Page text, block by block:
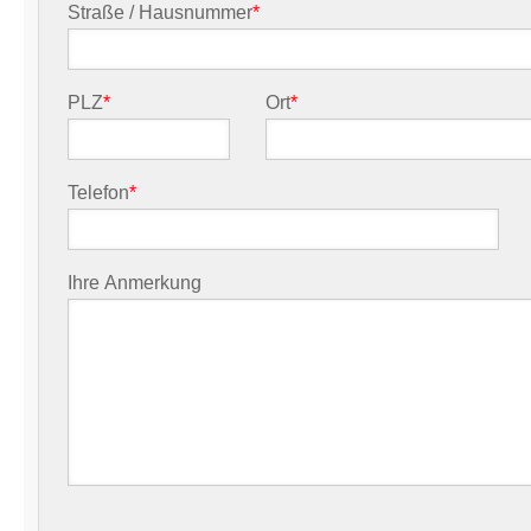
Straße / Hausnummer*
PLZ* Ort*
Telefon*
Ihre Anmerkung